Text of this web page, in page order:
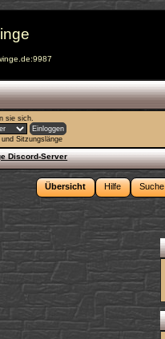
sie sich.
Sitzungslänge
Discord-Server
Übersicht Hilfe Suche